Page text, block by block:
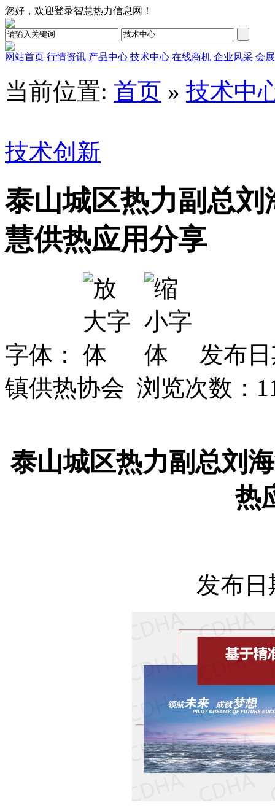
您好，欢迎登录智慧热力信息网！
网站首页 行情资讯 产品中心 技术中心 在线商机 企业风采 会
当前位置: 首页 » 技术中
技术创新
泰山城区热力副总
慧供热应用分享
字体：
发布
镇供热协会 浏览次数：
泰山城区热力副总刘
热
发布日